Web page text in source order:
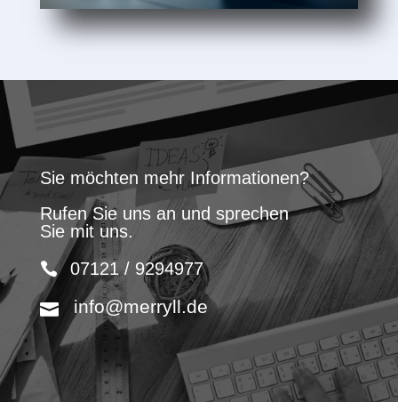
Sie möchten mehr Informationen?
Rufen Sie uns an und sprechen
Sie mit uns.
07121 / 9294977
info@merryll.de